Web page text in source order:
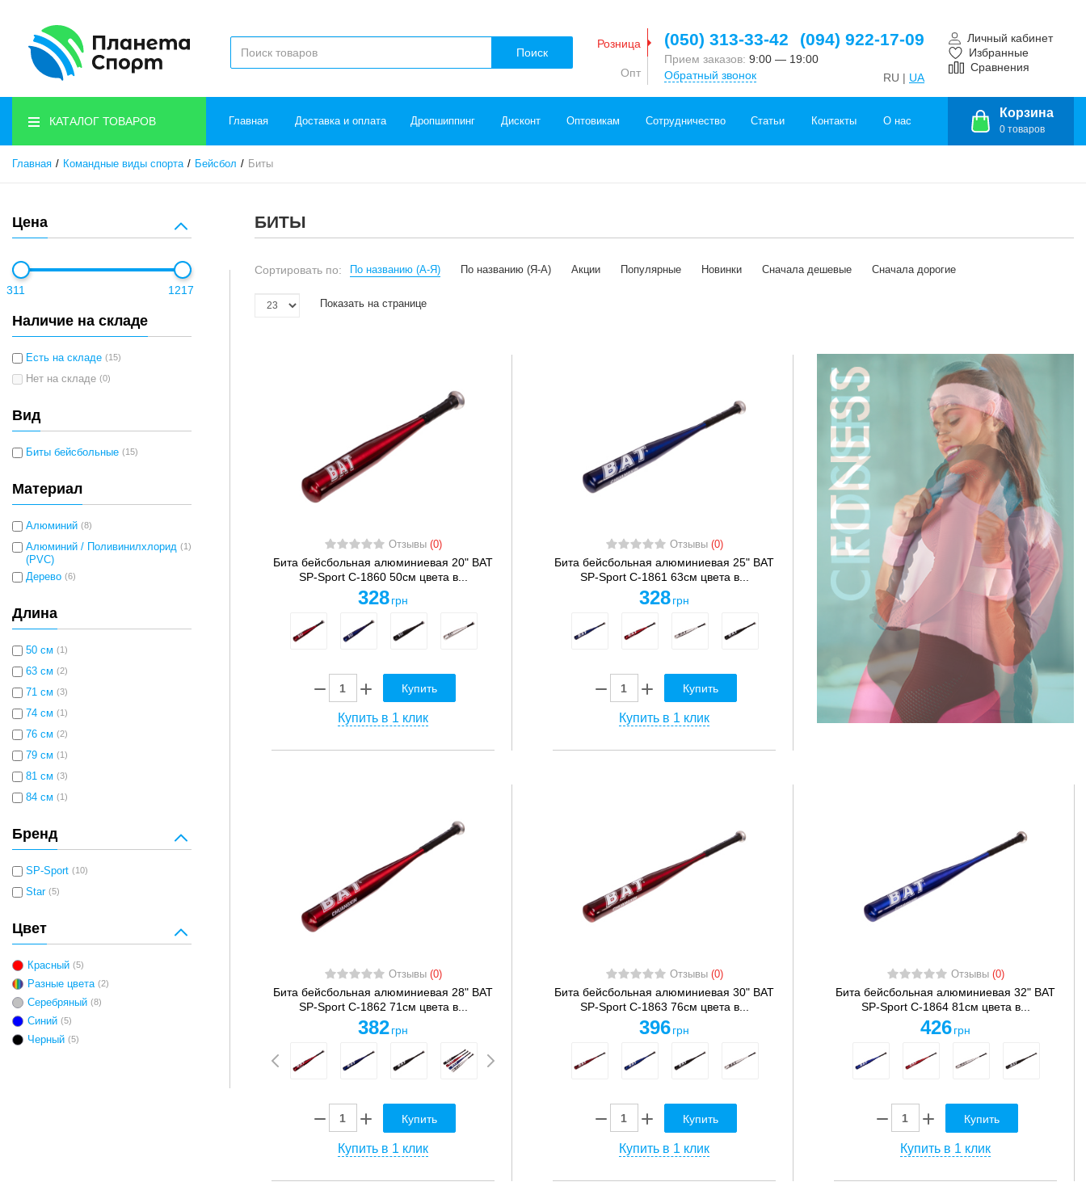
Поиск
Розница
Опт
(050) 313-33-42 (094) 922-17-09
Прием заказов: 9:00 — 19:00
Обратный звонок
RU | UA
Личный кабинет
Избранные
Сравнения
КАТАЛОГ ТОВАРОВ Главная Доставка и оплата Дропшиппинг Дисконт Оптовикам Сотрудничество Статьи Контакты О нас
Корзина
0 товаров
Главная Командные виды спорта Бейсбол Биты
Цена
311 1217
Наличие на складе
Есть на складе (15)
Нет на складе (0)
Вид
Биты бейсбольные (15)
Материал
Алюминий (8)
Алюминий / Поливинилхлорид
(PVC)
(1)
Дерево (6)
Длина
50 см (1)
63 см (2)
71 см (3)
74 см (1)
76 см (2)
79 см (1)
81 см (3)
84 см (1)
Бренд
SP-Sport (10)
Star (5)
Цвет
Красный (5)
Разные цвета (2)
Серебряный (8)
Синий (5)
Черный (5)
БИТЫ
Сортировать по: По названию (А-Я) По названию (Я-А) Акции Популярные Новинки Сначала дешевые Сначала дорогие
Показать на странице
Отзывы (0)
Бита бейсбольная алюминиевая 20" BAT
SP-Sport C-1860 50см цвета в...
328 грн
Купить
Купить в 1 клик
Отзывы (0)
Бита бейсбольная алюминиевая 25" BAT
SP-Sport C-1861 63см цвета в...
328 грн
Купить
Купить в 1 клик
Отзывы (0)
Бита бейсбольная алюминиевая 28" BAT
SP-Sport C-1862 71см цвета в...
382 грн
Купить
Купить в 1 клик
Отзывы (0)
Бита бейсбольная алюминиевая 30" BAT
SP-Sport C-1863 76см цвета в...
396 грн
Купить
Купить в 1 клик
Отзывы (0)
Бита бейсбольная алюминиевая 32" BAT
SP-Sport C-1864 81см цвета в...
426 грн
Купить
Купить в 1 клик